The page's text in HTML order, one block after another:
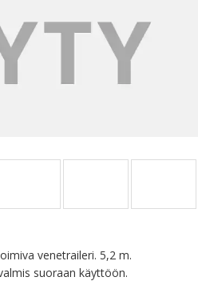
venetraileri. 5,2 m.
suoraan käyttöön.